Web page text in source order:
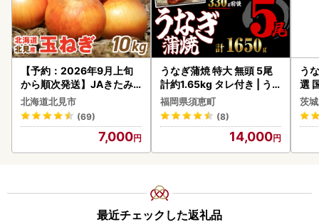
【予約：2026年9月上旬
から順次発送】JAきたみ
らい産 玉ねぎ Lサイズ 10k
g ( タマネギ たまねぎ 野菜
)【210-0003-2026】
北海道北見市
(69)
7,000
うなぎ蒲焼 特大 無頭 5尾
計約1.65kg タレ付き | う
なぎ蒲焼
福岡県須恵町
(8)
14,000
う
選
付
あ
人
茨
最近チェックした返礼品